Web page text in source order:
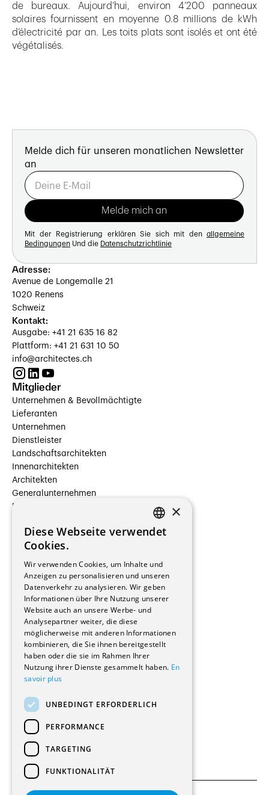
de bureaux. Aujourd’hui, environ 4’200 panneaux
solaires fournissent en moyenne 0.8 millions de kWh
d’électricité par an. Les toits plats sont isolés et ont été
végétalisés.
Melde dich für unseren monatlichen Newsletter
an
Mit der Registrierung erklären Sie sich mit den allgemeine
Bedingungen Und die Datenschutzrichtlinie
Adresse:
Avenue de Longemalle 21
1020 Renens
Schweiz
Kontakt:
Ausgabe: +41 21 635 16 82
Plattform: +41 21 631 10 50
info@architectes.ch
Mitglieder
Unternehmen & Bevollmächtigte
Lieferanten
Unternehmen
Dienstleister
Landschaftsarchitekten
Innenarchitekten
Architekten
Generalunternehmen
Beauftragte Unternehmen
Hersteller/Lieferanten
Bauherrschaften
Immobilienverwaltungsgesellschaften
Stockwerkeigentum
Reportagen
Wohnungen
Renovierungen
Innere Umbauten
Gastgewerbe und Tourismus
Verwaltungsgebäude und Geschäfte
Schuleinrichtungen
Medizinische Einrichtungen
Kultur - Sport - Freizeit
Industrie - Handwerk
Transport und Parkplätze
Diverse Bauten
FRENCH
×
Diese Webseite verwendet
Cookies.
Wir verwenden Cookies, um Inhalte und
Anzeigen zu personalisieren und unseren
Datenverkehr zu analysieren. Wir geben
Informationen über Ihre Nutzung unserer
Website auch an unsere Werbe- und
Analysepartner weiter, die diese
möglicherweise mit anderen Informationen
kombinieren, die Sie ihnen bereitgestellt
haben oder die sie im Rahmen Ihrer
Nutzung ihrer Dienste gesammelt haben. En
savoir plus
UNBEDINGT ERFORDERLICH
PERFORMANCE
TARGETING
FUNKTIONALITÄT